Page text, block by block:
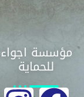
مؤسسة اجواء
للحماية